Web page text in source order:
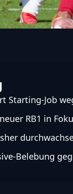
Starting-Job
RB1 in
Belebung